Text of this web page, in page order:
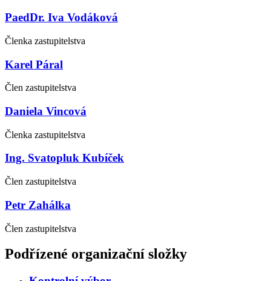
PaedDr. Iva Vodáková
Členka zastupitelstva
Karel Páral
Člen zastupitelstva
Daniela Vincová
Členka zastupitelstva
Ing. Svatopluk Kubíček
Člen zastupitelstva
Petr Zahálka
Člen zastupitelstva
Podřízené organizační složky